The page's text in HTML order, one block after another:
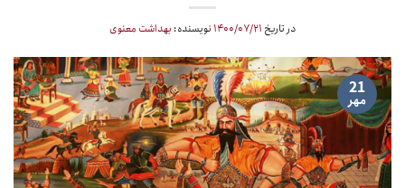
در تاریخ ۱۴۰۰/۰۷/۲۱ نویسنده: بهداشت معنوی
21
مهر